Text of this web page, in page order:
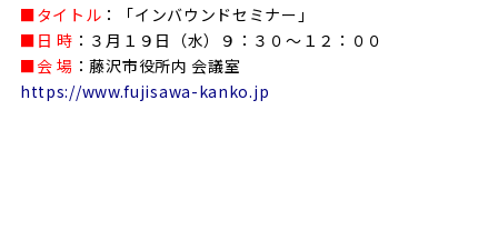
■タイトル ：「インバウンドセミナー」
■日 時 ：３月１９日（水）９：３０～１２：００
■会 場 ：藤沢市役所内 会議室
https://www.fujisawa-kanko.jp